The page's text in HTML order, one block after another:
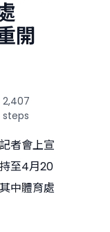
開
2,407
steps
者會上宣
至4月20
中體育處